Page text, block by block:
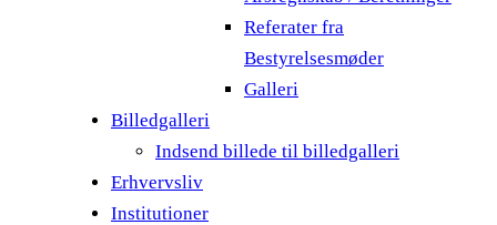
Referater fra
Bestyrelsesmøder
Galleri
Billedgalleri
Indsend billede til billedgalleri
Erhvervsliv
Institutioner